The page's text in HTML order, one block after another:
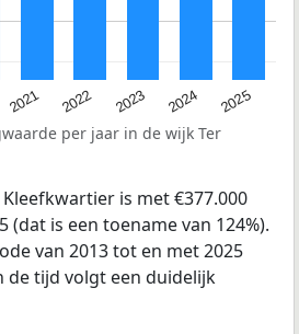
2021 2022 2023 2024 2025
per jaar in de wijk Ter
is met €377.000
(dat is een toename van 124%).
van 2013 tot en met 2025
de tijd volgt een duidelijk